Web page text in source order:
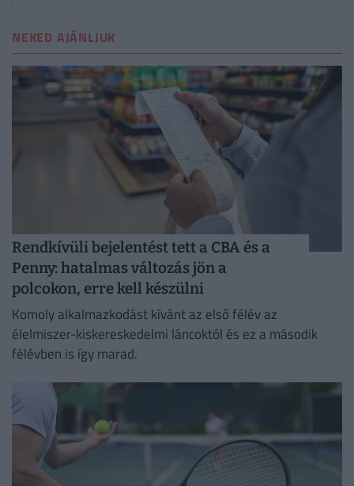
NEKED AJÁNLJUK
Rendkívüli bejelentést tett a CBA és a
Penny: hatalmas változás jön a
polcokon, erre kell készülni
Komoly alkalmazkodást kívánt az első félév az
élelmiszer-kiskereskedelmi láncoktól és ez a második
félévben is így marad.